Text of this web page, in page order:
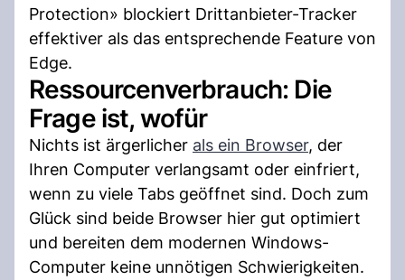
Protection» blockiert Drittanbieter-Tracker
effektiver als das entsprechende Feature von
Edge.
Ressourcenverbrauch: Die
Frage ist, wofür
Nichts ist ärgerlicher als ein Browser, der
Ihren Computer verlangsamt oder einfriert,
wenn zu viele Tabs geöffnet sind. Doch zum
Glück sind beide Browser hier gut optimiert
und bereiten dem modernen Windows-
Computer keine unnötigen Schwierigkeiten.